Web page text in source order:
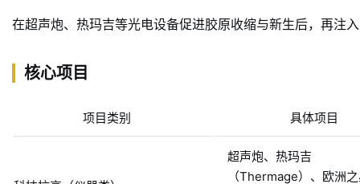
在超声炮、热玛吉等光电设备促进胶原收缩与新生后，再注
核心项目
项目类别 具体项目
超声炮、热玛吉
（Thermage）、欧洲